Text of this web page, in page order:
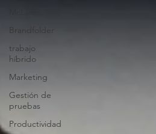
Brandfolder
trabajo
híbrido
Marketing
Gestión de
pruebas
Productividad